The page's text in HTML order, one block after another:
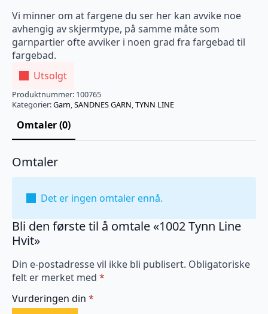
Vi minner om at fargene du ser her kan avvike noe
avhengig av skjermtype, på samme måte som
garnpartier ofte avviker i noen grad fra fargebad til
fargebad.
Utsolgt
Produktnummer: 100765
Kategorier:Garn,SANDNES GARN,TYNN LINE
Omtaler (0)
Omtaler
Det er ingen omtaler ennå.
Bli den første til å omtale «1002 Tynn Line
Hvit»
Din e-postadresse vil ikke bli publisert. Obligatoriske
felt er merket med *
Vurderingen din *